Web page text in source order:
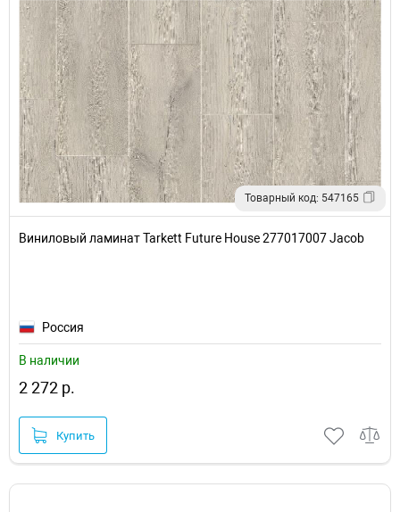
Товарный код: 547165
Виниловый ламинат Tarkett Future House 277017007 Jacob
Россия
В наличии
2 272 р.
Купить